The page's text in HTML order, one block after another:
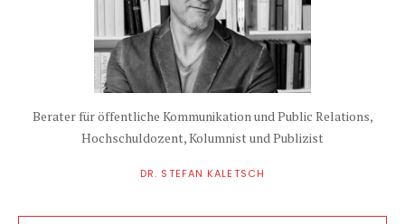
Berater für öffentliche Kommunikation und Public Relations,
Hochschuldozent, Kolumnist und Publizist
DR. STEFAN KALETSCH